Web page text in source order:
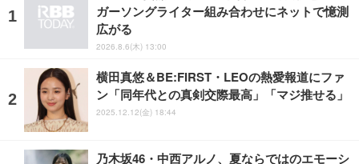
ガーソングライター組み合わせにネットで憶測
広がる
2026.8.6(木) 13:00
横田真悠＆BE:FIRST・LEOの熱愛報道にファ
ン「同年代との真剣交際最高」「マジ推せる」
2025.12.12(金) 18:44
乃木坂46・中西アルノ、夏ならではのエモーシ